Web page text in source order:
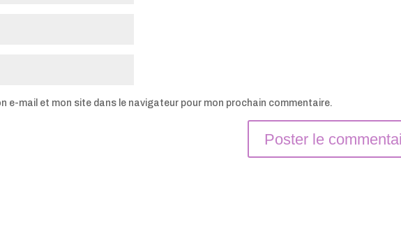
e-mail et mon site dans le navigateur pour mon prochain commentaire.